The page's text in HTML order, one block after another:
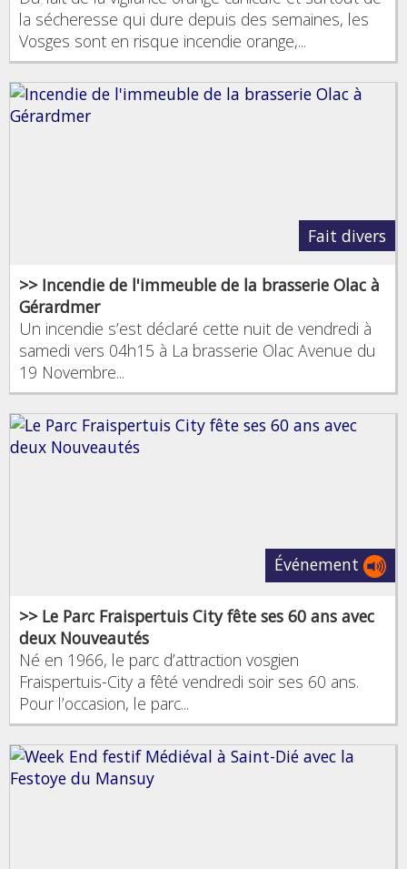
la sécheresse qui dure depuis des semaines, les
Vosges sont en risque incendie orange,...
Fait divers
>> Incendie de l'immeuble de la brasserie Olac à
Gérardmer
Un incendie s’est déclaré cette nuit de vendredi à
samedi vers 04h15 à La brasserie Olac Avenue du
19 Novembre...
Événement
>> Le Parc Fraispertuis City fête ses 60 ans avec
deux Nouveautés
Né en 1966, le parc d’attraction vosgien
Fraispertuis-City a fêté vendredi soir ses 60 ans.
Pour l’occasion, le parc...